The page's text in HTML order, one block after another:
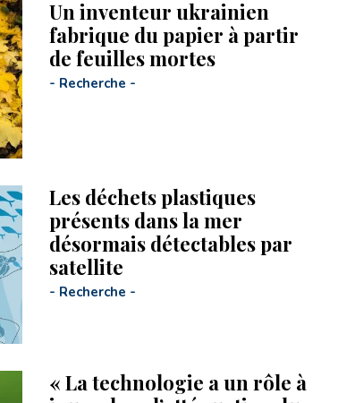
Un inventeur ukrainien
fabrique du papier à partir
de feuilles mortes
- Recherche -
Les déchets plastiques
présents dans la mer
désormais détectables par
satellite
- Recherche -
« La technologie a un rôle à